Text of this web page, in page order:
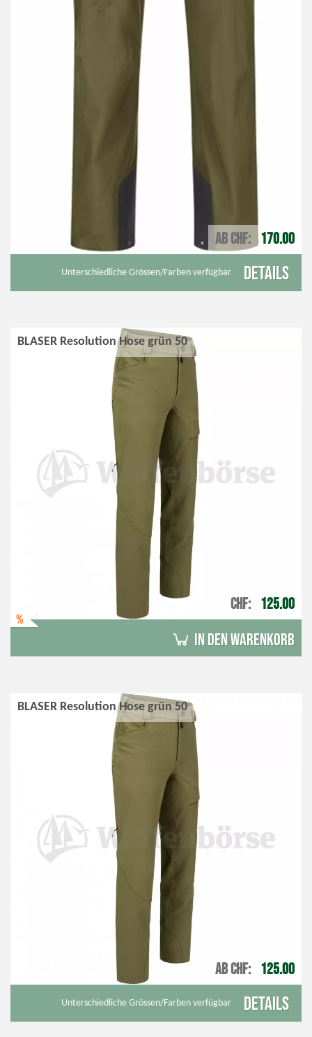
AB CHF 170.00
Unterschiedliche Grössen/Farben verfügbar Details
%
BLASER Resolution Hose grün 50
CHF 125.00
in den Warenkorb
BLASER Resolution Hose grün 50
AB CHF 125.00
Unterschiedliche Grössen/Farben verfügbar Details